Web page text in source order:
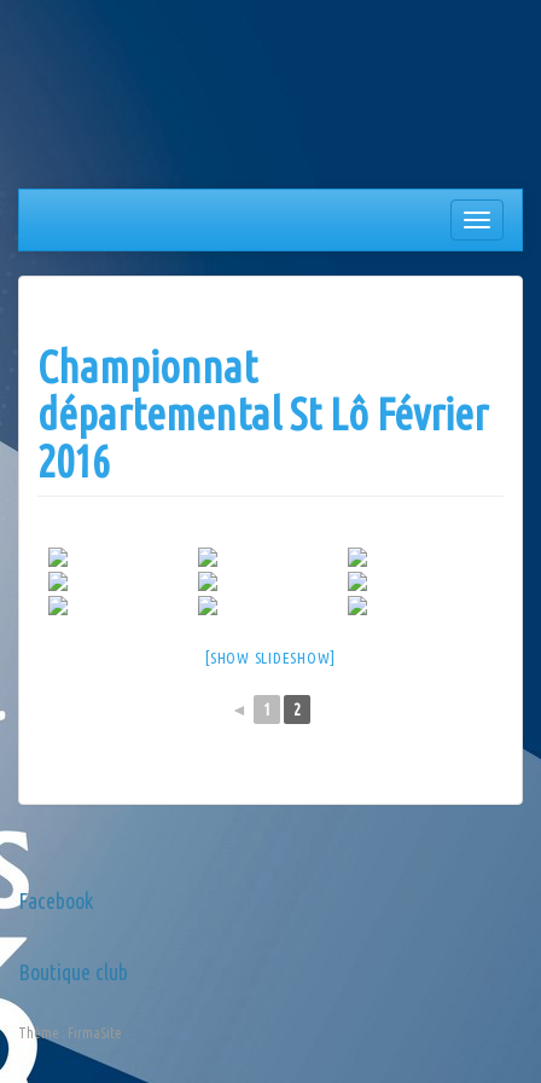
Afficher/
la
Championnat
départemental St Lô Février
2016
[SHOW SLIDESHOW]
◄ 1 2
Facebook
Boutique club
Thème : FirmaSite